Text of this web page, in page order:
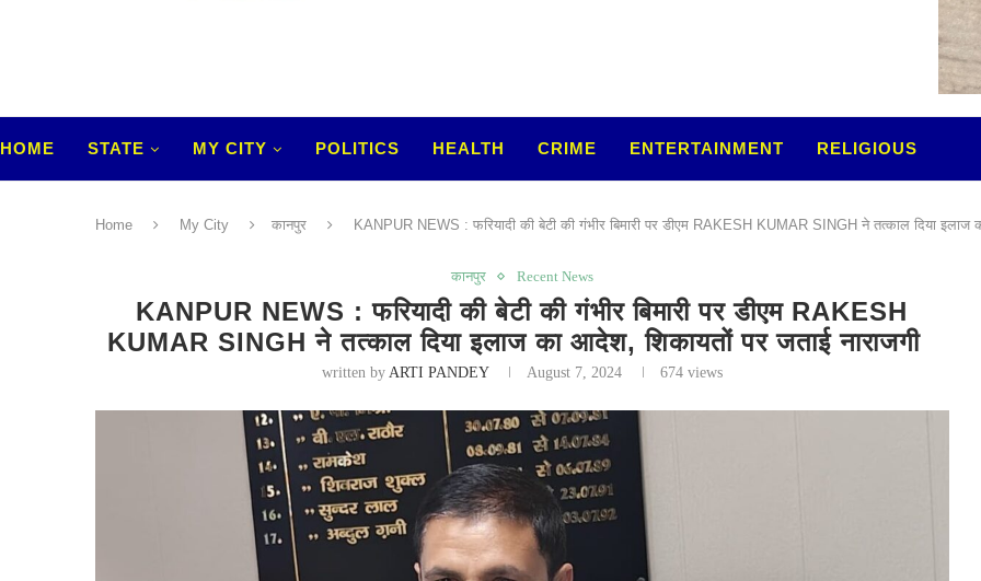
HOME STATE MY CITY POLITICS HEALTH CRIME ENTERTAINMENT RELIGIOUS
Home My City कानपुर KANPUR NEWS : फरियादी की बेटी की गंभीर बिमारी पर डीएम RAKESH KUMAR SINGH ने तत्काल दिया
कानपुर Recent News
KANPUR NEWS : फरियादी की बेटी की गंभीर बिमारी पर डीएम RAKESH
KUMAR SINGH ने तत्काल दिया इलाज का आदेश, शिकायतों पर जताई नाराजगी
written by ARTI PANDEY August 7, 2024 674views